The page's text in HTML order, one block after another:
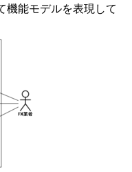
能モデルを表現して